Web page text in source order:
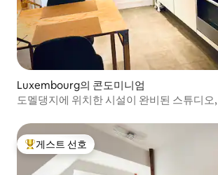
Luxembourg의 콘도미니엄
도멜댕지에 위치한 시설이 완비된 스튜디오
상위 게스트 선호
게스트 선호